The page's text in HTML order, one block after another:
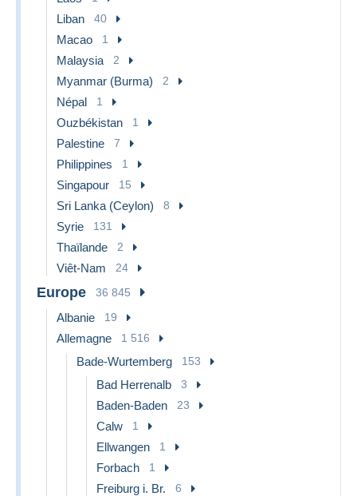
Liban 40
Macao 1
Malaysia 2
Myanmar (Burma) 2
Népal 1
Ouzbékistan 1
Palestine 7
Philippines 1
Singapour 15
Sri Lanka (Ceylon) 8
Syrie 131
Thaïlande 2
Viêt-Nam 24
Europe 36 845
Albanie 19
Allemagne 1 516
Bade-Wurtemberg 153
Bad Herrenalb 3
Baden-Baden 23
Calw 1
Ellwangen 1
Forbach 1
Freiburg i. Br. 6